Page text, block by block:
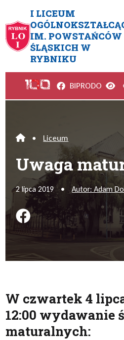
I LICEUM
IM. POWSTAŃCÓW
ŚLĄSKICH W
RYBNIKU
Uwaga
Facebook
BIPRODO
Home
• Liceum
Uwaga
2 lipca 2019 • Autor: Adam
Podziel
W czwartek 4
12:00 wydawanie
maturalnych: